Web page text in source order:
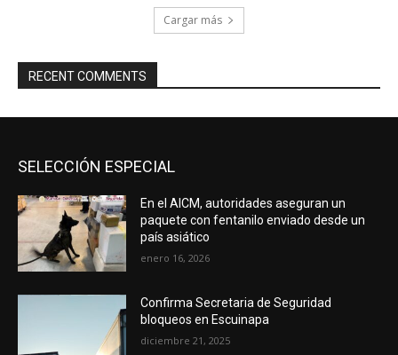
Cargar más
RECENT COMMENTS
SELECCIÓN ESPECIAL
En el AICM, autoridades aseguran un
paquete con fentanilo enviado desde un
país asiático
enero 16, 2026
Confirma Secretaria de Seguridad
bloqueos en Escuinapa
diciembre 21, 2025